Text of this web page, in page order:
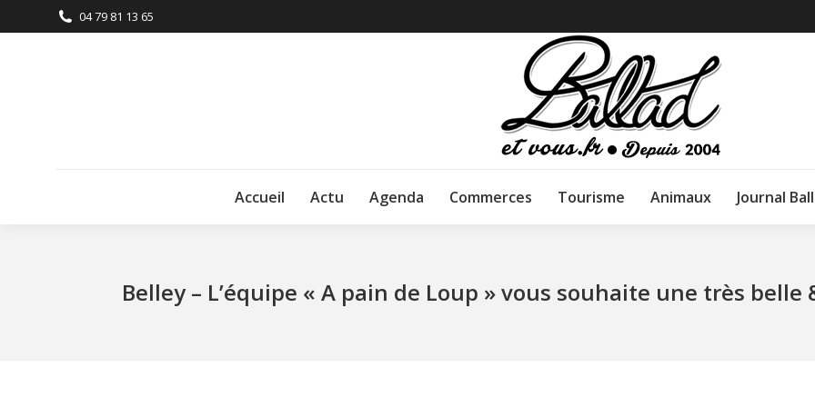
04 79 81 13 65
Accueil Actu Agenda Commerces Tourisme Animaux Journal
Belley – L’équipe « A pain de Loup » vous souhaite une très